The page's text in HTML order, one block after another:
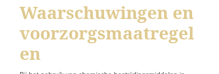
Waarschuwingen en
voorzorgsmaatregel
en